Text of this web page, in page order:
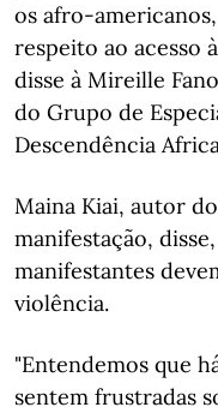
os afro-
respeito ao acesso
disse à Mireille
do Grupo de
Descendência
Maina Kiai, autor
manifestação,
manifestantes
violência.
"Entendemos que
sentem frustradas